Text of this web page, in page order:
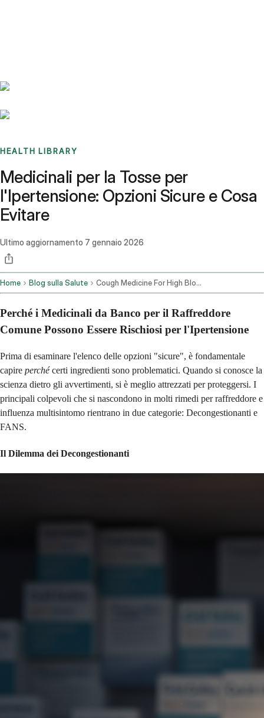
HEALTH LIBRARY
Medicinali per la Tosse per
l'Ipertensione: Opzioni Sicure e Cosa
Evitare
Ultimo aggiornamento 7 gennaio 2026
Home Blog sulla Salute Cough Medicine For High Blood Pressure
Perché i Medicinali da Banco per il Raffreddore
Comune Possono Essere Rischiosi per l'Ipertensione
Prima di esaminare l'elenco delle opzioni "sicure", è fondamentale
capire perchécerti ingredienti sono problematici. Quando si conosce la
scienza dietro gli avvertimenti, si è meglio attrezzati per proteggersi. I
principali colpevoli che si nascondono in molti rimedi per raffreddore e
influenza multisintomo rientrano in due categorie: Decongestionanti e
FANS.
Il Dilemma dei Decongestionanti